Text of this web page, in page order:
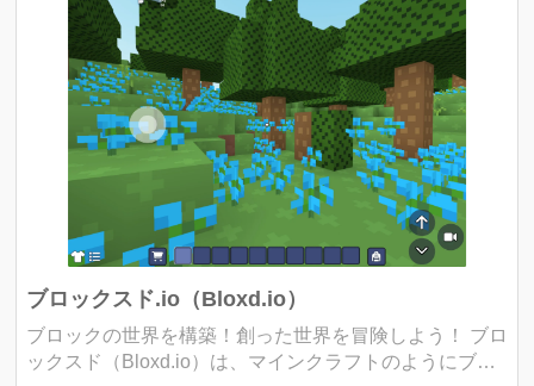
ブロックスド.io（Bloxd.io）
ブロックの世界を構築！創った世界を冒険しよう！ ブロ
ックスド（Bloxd.io）は、マインクラフトのようにブロ